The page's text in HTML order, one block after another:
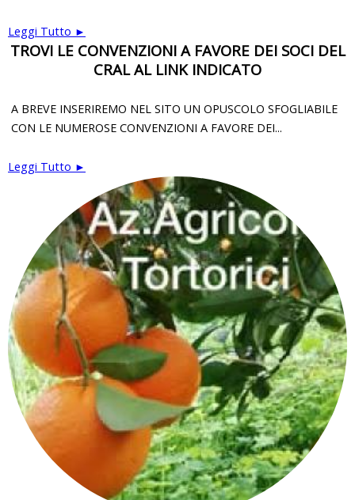
Leggi Tutto ►
TROVI LE CONVENZIONI A FAVORE DEI SOCI DEL
CRAL AL LINK INDICATO
A BREVE INSERIREMO NEL SITO UN OPUSCOLO SFOGLIABILE
CON LE NUMEROSE CONVENZIONI A FAVORE DEI...
Leggi Tutto ►